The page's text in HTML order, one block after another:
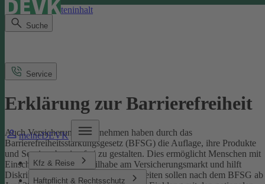
Direkt zum Seiteninhalt
Suche
meineDEVK
Kfz & Reise
Haftpflicht & Rechtsschutz
Service
Erklärung zur Barrierefreiheit
Auch Versicherungsunternehmen haben durch das
Barrierefreiheitsstärkungsgesetz (BFSG) die Auflage, ihre Produkte
und Services barrierefrei zu gestalten. Dies ermöglicht Menschen mit
Einschränkungen die Teilhabe am Versicherungsmarkt und hilft
Diskriminierung abzubauen. Internetseiten sollen nach dem BFSG ab